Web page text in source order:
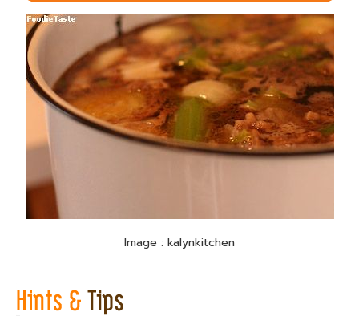
Image : kalynkitchen